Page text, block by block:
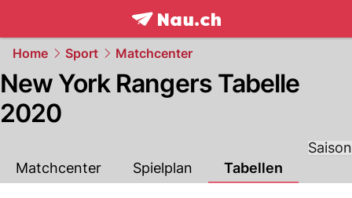
frontpage.NAU.ch
Home Sport Matchcenter
New York Rangers Tabelle
2020
Saison
Matchcenter
Spielplan Tabellen